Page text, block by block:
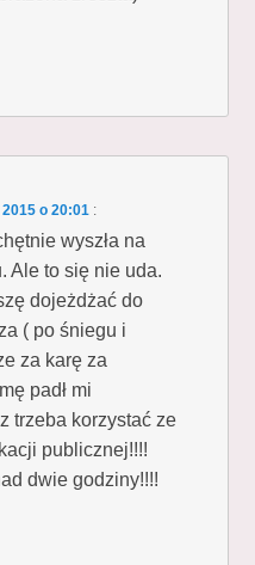
o 20:01 :
wyszła na
Ale to się nie uda.
dojeżdżać do
( po śniegu i
za karę za
padł mi
trzeba korzystać ze
publicznej!!!!
dwie godziny!!!!